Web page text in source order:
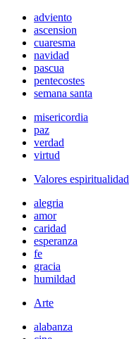
adviento
ascension
cuaresma
navidad
pascua
pentecostes
semana santa
misericordia
paz
verdad
virtud
Valores espiritualidad
alegria
amor
caridad
esperanza
fe
gracia
humildad
Arte
alabanza